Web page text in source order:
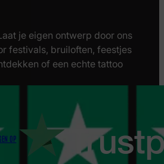
je eigen ontwerp door ons
festivals, bruiloften, feestjes
of een echte tattoo
OP